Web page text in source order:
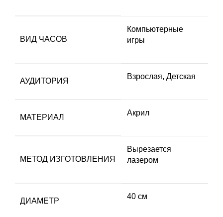
ВИД ЧАСОВ
Компьютерные
игры
АУДИТОРИЯ
Взрослая, Детская
МАТЕРИАЛ
Акрил
МЕТОД ИЗГОТОВЛЕНИЯ
Вырезается
лазером
ДИАМЕТР
40 см